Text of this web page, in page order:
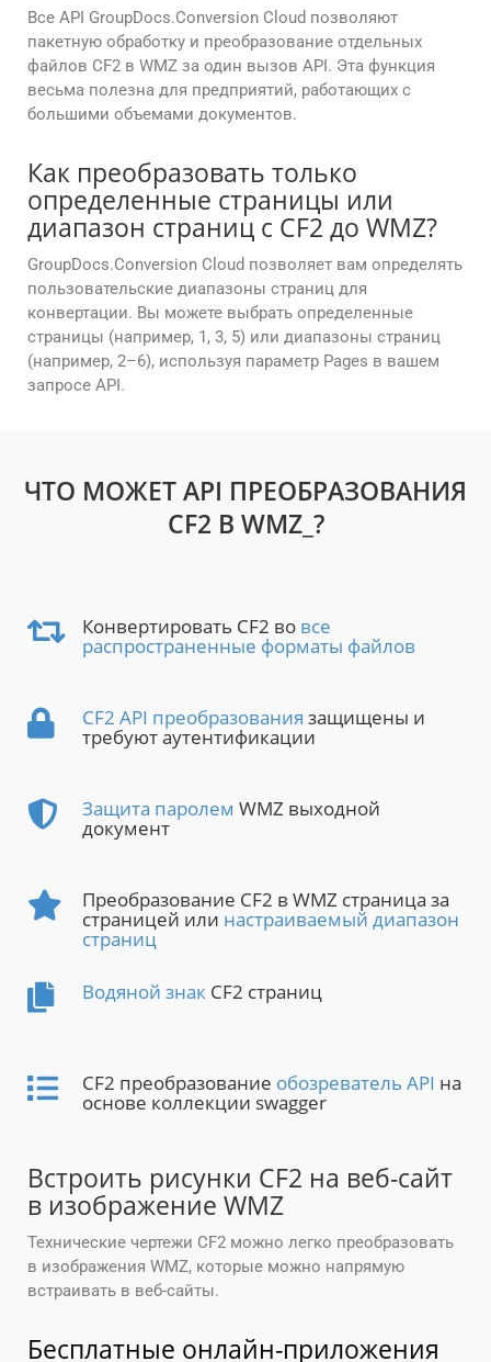
Все API GroupDocs.Conversion Cloud позволяют
пакетную обработку и преобразование отдельных
файлов CF2 в WMZ за один вызов API. Эта функция
весьма полезна для предприятий, работающих с
большими объемами документов.
Как преобразовать только
определенные страницы или
диапазон страниц с CF2 до WMZ?
GroupDocs.Conversion Cloud позволяет вам определять
пользовательские диапазоны страниц для
конвертации. Вы можете выбрать определенные
страницы (например, 1, 3, 5) или диапазоны страниц
(например, 2–6), используя параметр Pages в вашем
запросе API.
ЧТО МОЖЕТ API ПРЕОБРАЗОВАНИЯ
CF2 В WMZ_?
Конвертировать CF2 во все
распространенные форматы файлов
CF2 API преобразования защищены и
требуют аутентификации
Защита паролем WMZ выходной
документ
Преобразование CF2 в WMZ страница за
страницей или настраиваемый диапазон
страниц
Водяной знак CF2 страниц
CF2 преобразование обозреватель API на
основе коллекции swagger
Встроить рисунки CF2 на веб-сайт
в изображение WMZ
Технические чертежи CF2 можно легко преобразовать
в изображения WMZ, которые можно напрямую
встраивать в веб-сайты.
Бесплатные онлайн-приложения